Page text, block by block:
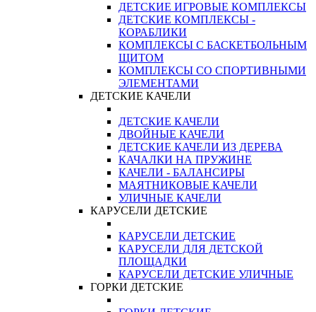
ДЕТСКИЕ ИГРОВЫЕ КОМПЛЕКСЫ
ДЕТСКИЕ КОМПЛЕКСЫ -
КОРАБЛИКИ
КОМПЛЕКСЫ С БАСКЕТБОЛЬНЫМ
ЩИТОМ
КОМПЛЕКСЫ СО СПОРТИВНЫМИ
ЭЛЕМЕНТАМИ
ДЕТСКИЕ КАЧЕЛИ
ДЕТСКИЕ КАЧЕЛИ
ДВОЙНЫЕ КАЧЕЛИ
ДЕТСКИЕ КАЧЕЛИ ИЗ ДЕРЕВА
КАЧАЛКИ НА ПРУЖИНЕ
КАЧЕЛИ - БАЛАНСИРЫ
МАЯТНИКОВЫЕ КАЧЕЛИ
УЛИЧНЫЕ КАЧЕЛИ
КАРУСЕЛИ ДЕТСКИЕ
КАРУСЕЛИ ДЕТСКИЕ
КАРУСЕЛИ ДЛЯ ДЕТСКОЙ
ПЛОЩАДКИ
КАРУСЕЛИ ДЕТСКИЕ УЛИЧНЫЕ
ГОРКИ ДЕТСКИЕ